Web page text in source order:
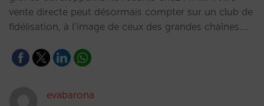
vente directe peut désormais compter sur un club de
fidélisation, à l’image de ceux des grandes chaînes.…
evabarona